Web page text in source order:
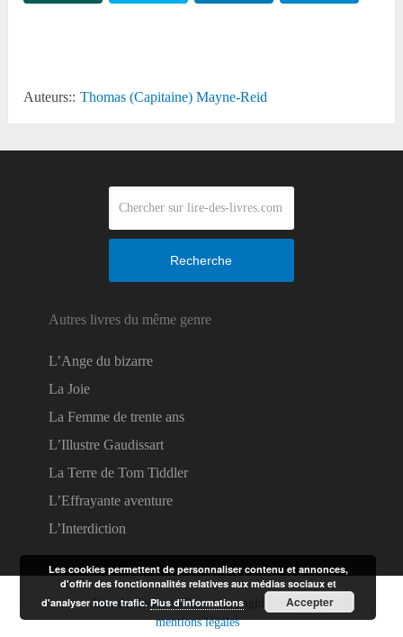
Auteurs:: Thomas (Capitaine) Mayne-Reid
Recherche
Autres livres du même genre
L’Ange du bizarre
La Joie
La Femme de trente ans
L’Illustre Gaudissart
La Terre de Tom Tiddler
L’Effrayante aventure
L’Interdiction
Lire des livres en ligneCopyright © 2026.
mentions légales
Les cookies permettent de personnaliser contenu et annonces,
d'offrir des fonctionnalités relatives aux médias sociaux et
d'analyser notre trafic.Plus d’informations Accepter